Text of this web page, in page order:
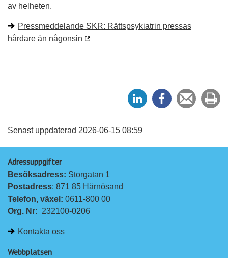
av helheten.
Pressmeddelande SKR: Rättspsykiatrin pressas
hårdare än någonsin
e
e
Tipsa
en
ut
Senast uppdaterad 2026-06-15 08:59
Adressuppgifter
Besöksadress: Storgatan 1
Postadress: 871 85 Härnösand
Telefon, växel: 0611-800 00
Org. Nr: 232100-0206
Kontakta oss
Webbplatsen